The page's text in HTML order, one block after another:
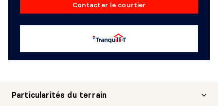
Contacter le courtier
Particularités du terrain